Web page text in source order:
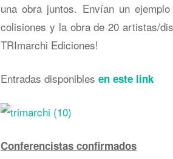
una obra juntos. Envían un
colisiones y la obra de 20 artistas/
TRImarchi Ediciones!
Entradas disponibles en este link
Conferencistas confirmados